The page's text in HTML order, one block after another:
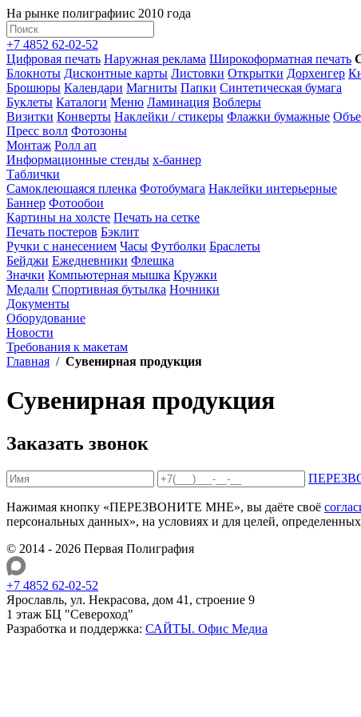
На рынке полиграфиис 2010 года
+7 4852 62-02-52
Цифровая печать Наружная реклама Широкоформатная печать
Блокноты Дисконтные карты Листовки Открытки Дорхенгер
Брошюры Календари Магниты Папки Синтетическая бумага
Буклеты Каталоги Меню Ламинация Воблеры
Визитки Конверты Наклейки / стикеры Флажки бумажные
Пресс волл Фотозоны
Монтаж Ролл ап
Информационные стенды x-баннер
Таблички
Самоклеющаяся пленка Фотобумага Наклейки интерьерные
Баннер Фотообои
Картины на холсте Печать на сетке
Печать постеров Бэклит
Ручки с нанесением Часы Футболки Браслеты
Бейджи Ежедневники Флешка
Значки Компьютерная мышка Кружки
Медали Спортивная бутылка Ночники
Документы
Оборудование
Новости
Требования к макетам
Главная / Сувенирная продукция
Сувенирная продукция
Заказать звонок
Нажимая кнопку «ПЕРЕЗВОНИТЕ МНЕ», вы даёте своё
персональных данных», на условиях и для целей, определенных
© 2014 - 2026 Первая Полиграфия
+7 4852 62-02-52
Ярославль, ул. Некрасова, дом 41, строение 9
1 этаж БЦ "Североход"
Разработка и поддержка: САЙТЫ. Офис Медиа